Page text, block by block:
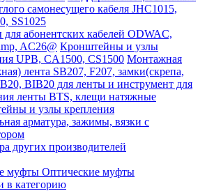
самонесущего кабеля JHC1015,
SS1025
абонентских кабелей ODWAC,
AC26@ Кронштейны и узлы
UPB, CA1500, CS1500 Монтажная
лента SB207, F207, замки(скрепа,
B20, BIB20 для ленты и инструмент для
ленты BTS, клещи натяжные
и узлы крепления
арматура, зажимы, вязки с
других производителей
Оптические муфты
в категорию